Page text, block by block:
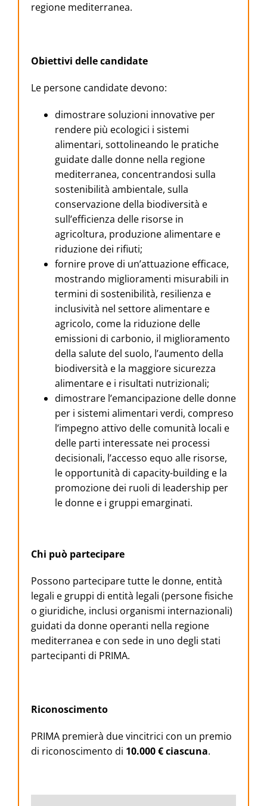
regione mediterranea.
Obiettivi delle candidate
Le persone candidate devono:
dimostrare soluzioni innovative per
rendere più ecologici i sistemi
alimentari, sottolineando le pratiche
guidate dalle donne nella regione
mediterranea, concentrandosi sulla
sostenibilità ambientale, sulla
conservazione della biodiversità e
sull’efficienza delle risorse in
agricoltura, produzione alimentare e
riduzione dei rifiuti;
fornire prove di un’attuazione efficace,
mostrando miglioramenti misurabili in
termini di sostenibilità, resilienza e
inclusività nel settore alimentare e
agricolo, come la riduzione delle
emissioni di carbonio, il miglioramento
della salute del suolo, l’aumento della
biodiversità e la maggiore sicurezza
alimentare e i risultati nutrizionali;
dimostrare l’emancipazione delle donne
per i sistemi alimentari verdi, compreso
l’impegno attivo delle comunità locali e
delle parti interessate nei processi
decisionali, l’accesso equo alle risorse,
le opportunità di capacity-building e la
promozione dei ruoli di leadership per
le donne e i gruppi emarginati.
Chi può partecipare
Possono partecipare tutte le donne, entità
legali e gruppi di entità legali (persone fisiche
o giuridiche, inclusi organismi internazionali)
guidati da donne operanti nella regione
mediterranea e con sede in uno degli stati
partecipanti di PRIMA.
Riconoscimento
PRIMA premierà due vincitrici con un premio
di riconoscimento di 10.000 € ciascuna.